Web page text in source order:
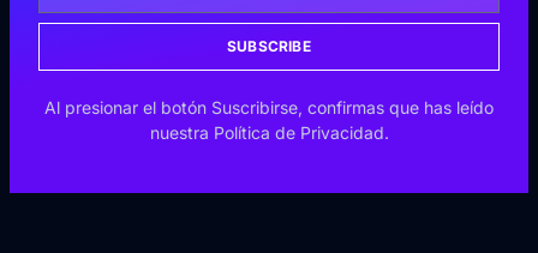
SUBSCRIBE
Al presionar el botón Suscribirse, confirmas que has leído
nuestra Política de Privacidad.